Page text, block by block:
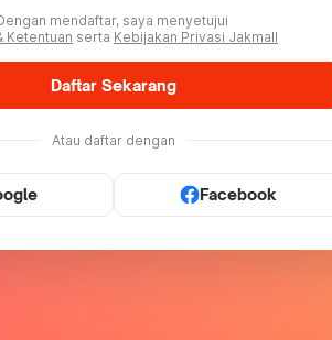
mendaftar, saya menyetujui
Ketentuan serta Kebijakan Privasi Jakmall
Daftar Sekarang
Atau daftar dengan
Facebook